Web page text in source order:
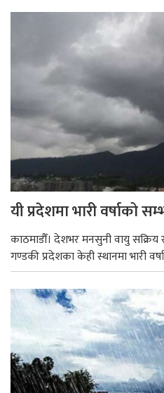
यी प्रदेशमा भारी वर्षाको
काठमाडौँ। देशभर मनसुनी वायु सक्रिय
गण्डकी प्रदेशका केही स्थानमा भारी